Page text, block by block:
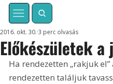
Előkészületek a
2016. okt. 30. 3 perc olvasás
Ha rendezetten „rakjuk
rendezetten találjuk